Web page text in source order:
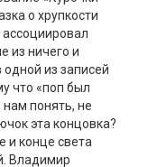
о хрупкости
из ничего и
из записей
что «поп был
понять, не
эта концовка?
и конце света
Владимир